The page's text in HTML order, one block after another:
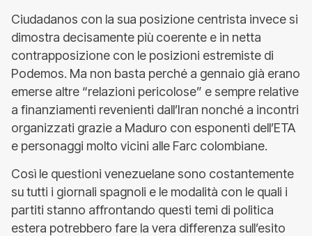
Ciudadanos con la sua posizione centrista invece si
dimostra decisamente più coerente e in netta
contrapposizione con le posizioni estremiste di
Podemos. Ma non basta perché a gennaio già erano
emerse altre “relazioni pericolose” e sempre relative
a finanziamenti revenienti dall’Iran nonché a incontri
organizzati grazie a Maduro con esponenti dell’ETA
e personaggi molto vicini alle Farc colombiane.
Così le questioni venezuelane sono costantemente
su tutti i giornali spagnoli e le modalità con le quali i
partiti stanno affrontando questi temi di politica
estera potrebbero fare la vera differenza sull’esito